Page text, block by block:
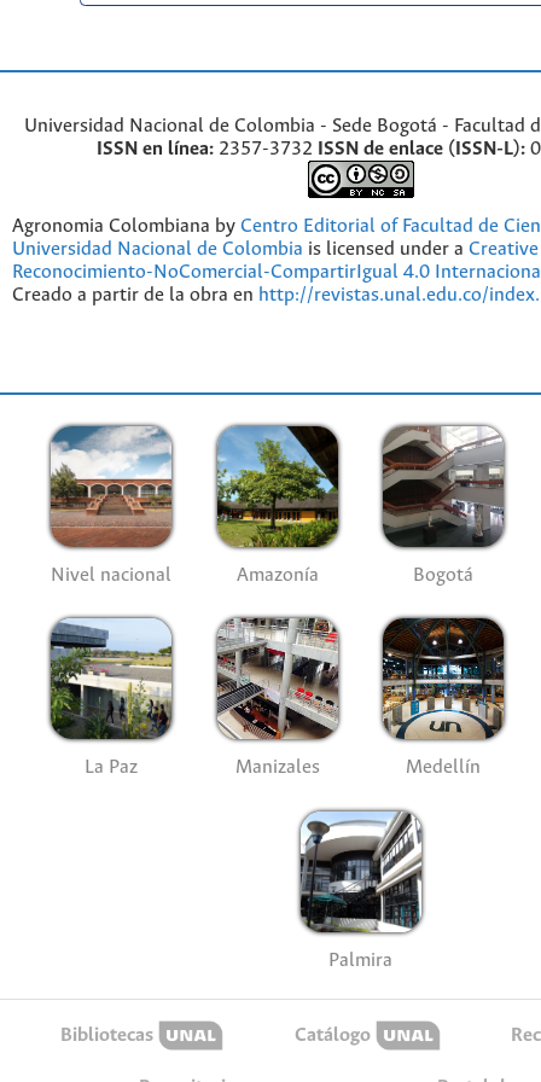
Universidad Nacional de Colombia - Sede Bogotá - Facultad
ISSN en línea: 2357-3732 ISSN de enlace (ISSN-L):
Agronomia Colombiana by Centro Editorial of Facultad de
Universidad Nacional de Colombia is licensed under a
Reconocimiento-NoComercial-CompartirIgual 4.0
Creado a partir de la obra en http://revistas.unal.edu.co/
Nivel nacional Amazonía Bogotá
La Paz Manizales Medellín
Palmira
Bibliotecas Catálogo